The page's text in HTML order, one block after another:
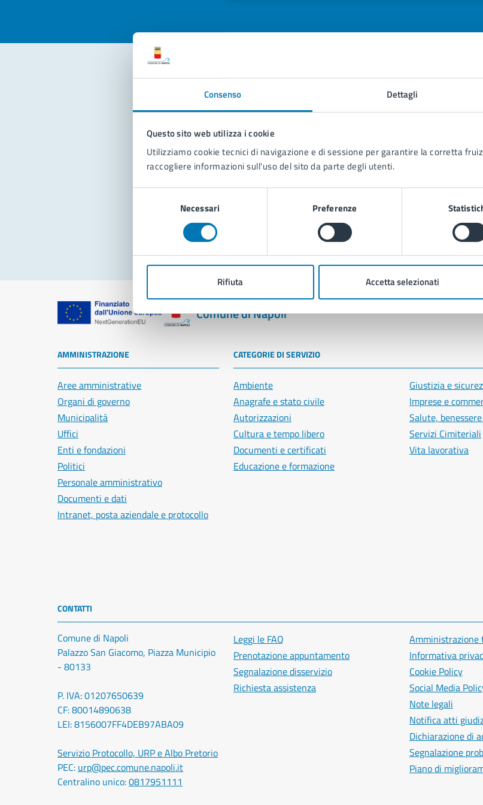
Consenso Dettagli
Questo sito web utilizza i cookie
Utilizziamo cookie tecnici di navigazione e di sessione per garantire la corretta
raccogliere informazioni sull'uso del sito da parte degli utenti.
Necessari Preferenze
Rifiuta Accetta selezionati
Richiedi assistenza
Prenota appuntamento
Problemi in città
Segnala disservizio
Comune di Napoli
AMMINISTRAZIONE
Aree amministrative
Organi di governo
Municipalità
Uffici
Enti e fondazioni
Politici
Personale amministrativo
Documenti e dati
Intranet, posta aziendale e protocollo
CATEGORIE DI SERVIZIO
Ambiente
Anagrafe e stato civile
Autorizzazioni
Cultura e tempo libero
Documenti e certificati
Educazione e formazione
Giustizia e
Imprese e
Salute,
Servizi Cimiteriali
Vita lavorativa
CONTATTI
Comune di Napoli
Palazzo San Giacomo, Piazza Municipio
- 80133
P. IVA: 01207650639
CF: 80014890638
LEI: 8156007FF4DEB97ABA09
Servizio Protocollo, URP e Albo Pretorio
PEC: urp@pec.comune.napoli.it
Centralino unico:0817951111
Leggi le FAQ
Prenotazione appuntamento
Segnalazione disservizio
Richiesta assistenza
Amministrazione
Informativa
Cookie Policy
Social Media
Note legali
Notifica atti
Dichiarazione di
Segnalazione
Piano di